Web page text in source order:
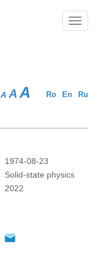
Ro En Ru
A A A
1974-08-23
Solid-state physics
2022